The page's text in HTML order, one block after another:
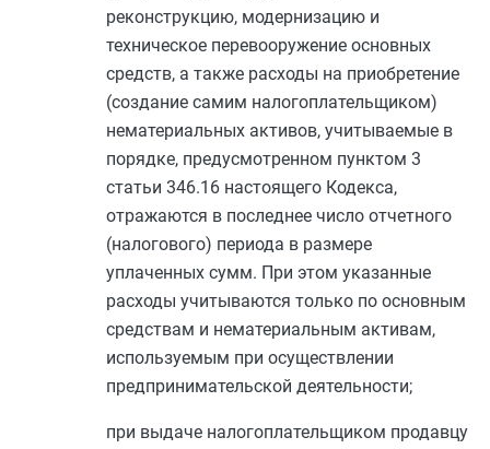
реконструкцию, модернизацию и
техническое перевооружение основных
средств, а также расходы на приобретение
(создание самим налогоплательщиком)
нематериальных активов, учитываемые в
порядке, предусмотренном пунктом 3
статьи 346.16 настоящего Кодекса,
отражаются в последнее число отчетного
(налогового) периода в размере
уплаченных сумм. При этом указанные
расходы учитываются только по основным
средствам и нематериальным активам,
используемым при осуществлении
предпринимательской деятельности;
при выдаче налогоплательщиком продавцу